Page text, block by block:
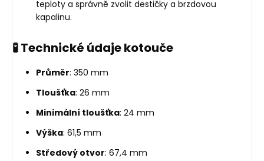
teploty a správně zvolit destičky a brzdovou
kapalinu.
🧪 Technické údaje kotouče
Průměr: 350 mm
Tloušťka: 26 mm
Minimální tloušťka: 24 mm
Výška: 61,5 mm
Středový otvor: 67,4 mm